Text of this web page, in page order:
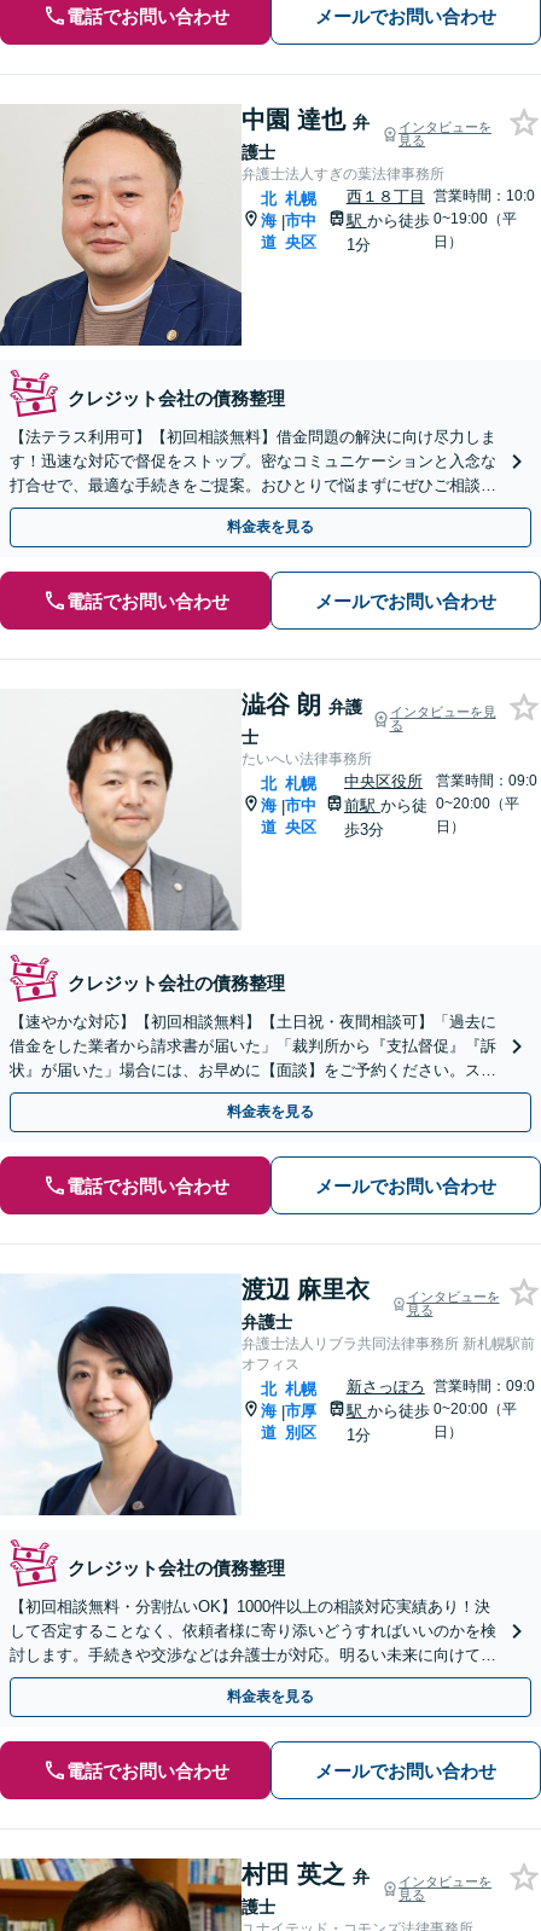
電話でお問い合わせ メールでお問い合わせ
中園 達也 弁
護士
インタビューを
見る
弁護士法人すぎの葉法律事務所
北
海
道
|
札幌
市中
央区
西１８丁目
駅 から徒歩
1分
営業時間：10:0
0~19:00（平
日）
クレジット会社の債務整理
【法テラス利用可】【初回相談無料】借金問題の解決に向け尽力しま
す！迅速な対応で督促をストップ。密なコミュニケーションと入念な
打合せで、最適な手続きをご提案。おひとりで悩まずにぜひご相談く
ださい。自己破産・個人再生・任意整理など
料金表を見る
電話でお問い合わせ メールでお問い合わせ
澁谷 朗 弁護
士
インタビューを見
る
たいへい法律事務所
北
海
道
|
札幌
市中
央区
中央区役所
前駅 から徒
歩3分
営業時間：09:0
0~20:00（平
日）
クレジット会社の債務整理
【速やかな対応】【初回相談無料】【土日祝・夜間相談可】「過去に
借金をした業者から請求書が届いた」「裁判所から『支払督促』『訴
状』が届いた」場合には、お早めに【面談】をご予約ください。スム
ーズに消滅時効の援用を行います。
料金表を見る
電話でお問い合わせ メールでお問い合わせ
渡辺 麻里衣
弁護士
インタビューを
見る
弁護士法人リブラ共同法律事務所 新札幌駅前
オフィス
北
海
道
|
札幌
市厚
別区
新さっぽろ
駅 から徒歩
1分
営業時間：09:0
0~20:00（平
日）
クレジット会社の債務整理
【初回相談無料・分割払いOK】1000件以上の相談対応実績あり！決
して否定することなく、依頼者様に寄り添いどうすればいいのかを検
討します。手続きや交渉などは弁護士が対応。明るい未来に向けて一
緒に頑張りましょう【休日・夜間相談可】【完全個室】
料金表を見る
電話でお問い合わせ メールでお問い合わせ
村田 英之 弁
護士
インタビューを
見る